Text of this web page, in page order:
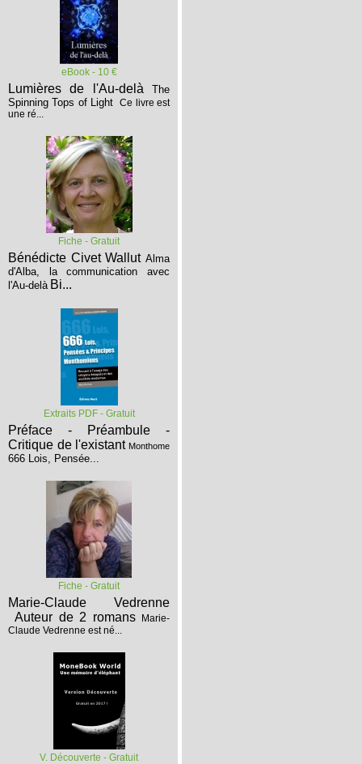
eBook - 10 €
Lumières de l'Au-delà The
Spinning Tops of Light Ce livre est
une ré...
Fiche - Gratuit
Bénédicte Civet Wallut Alma
d'Alba, la communication avec
l'Au-delà Bi...
Extraits PDF - Gratuit
Préface - Préambule -
Critique de l'existant Monthome
666 Lois, Pensée...
Fiche - Gratuit
Marie-Claude Vedrenne
Auteur de 2 romans
Marie-
Claude Vedrenne est né...
V. Découverte - Gratuit